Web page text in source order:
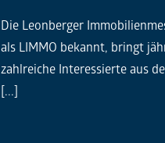
Die Leonberger
als LIMMO bekannt, bringt
zahlreiche Interessierte aus
[...]